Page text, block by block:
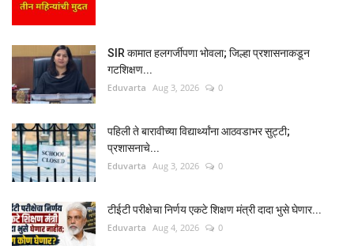
SIR कामात हलगर्जीपणा भोवला; जिल्हा प्रशासनाकडून
गटशिक्षण...
Eduvarta Aug 3, 2026 0
पहिली ते बारावीच्या विद्यार्थ्यांना आठवडाभर सुट्टी;
प्रशासनाचे...
Eduvarta Aug 3, 2026 0
टीईटी परीक्षेचा निर्णय एकटे शिक्षण मंत्री दादा भुसे घेणार...
Eduvarta Aug 4, 2026 0